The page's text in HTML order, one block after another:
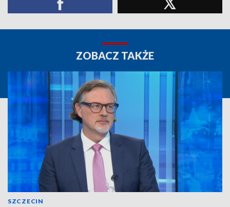
ZOBACZ TAKŻE
SZCZECIN